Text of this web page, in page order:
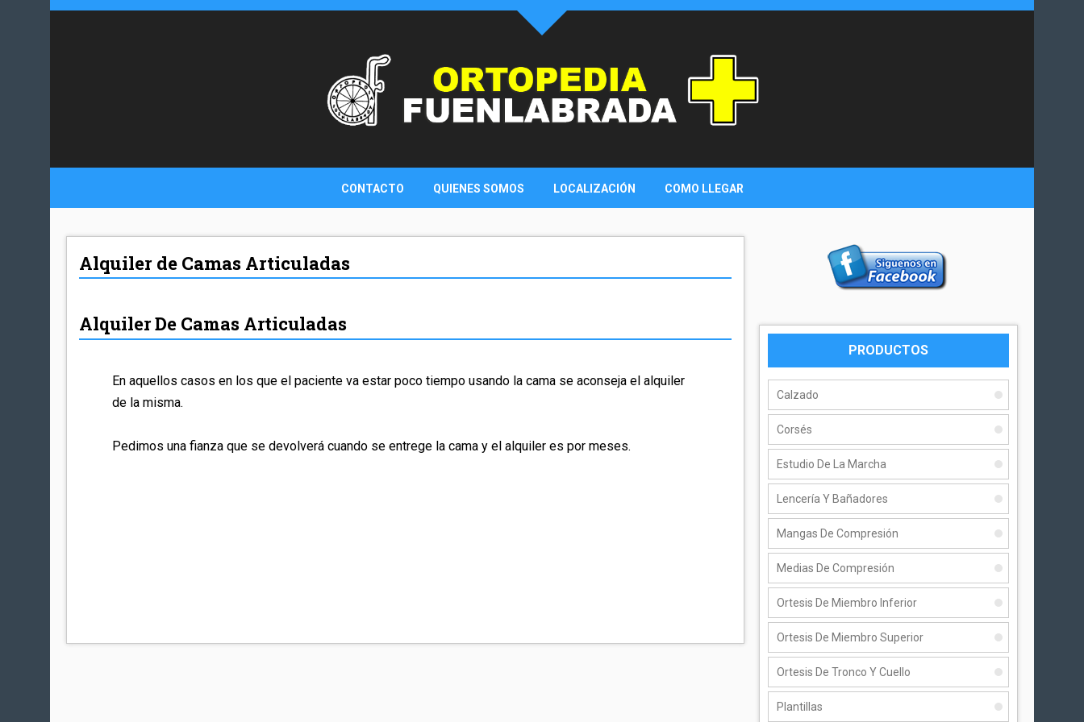
CONTACTO QUIENES SOMOS LOCALIZACIÓN COMO LLEGAR
Alquiler de Camas Articuladas
Alquiler De Camas Articuladas
En aquellos casos en los que el paciente va estar poco tiempo usando la cama se aconseja el alquiler
de la misma.
Pedimos una fianza que se devolverá cuando se entrege la cama y el alquiler es por meses.
PRODUCTOS
Calzado
Corsés
Estudio De La Marcha
Lencería Y Bañadores
Mangas De Compresión
Medias De Compresión
Ortesis De Miembro Inferior
Ortesis De Miembro Superior
Ortesis De Tronco Y Cuello
Plantillas